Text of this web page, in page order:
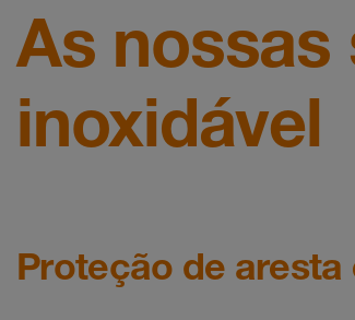
As nossas
inoxidável
Proteção de